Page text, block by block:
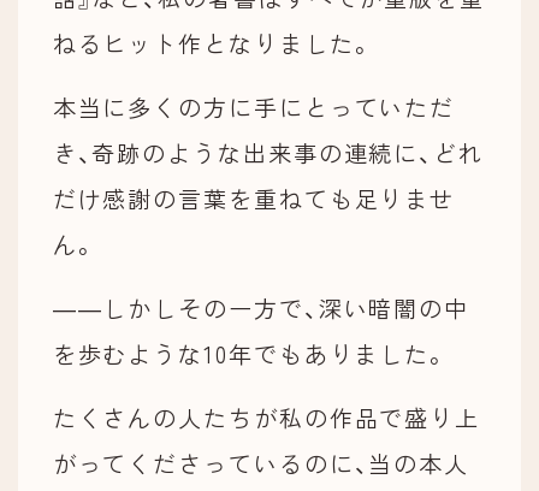
ねるヒット作となりました。
本当に多くの方に手にとっていただ
き、奇跡のような出来事の連続に、どれ
だけ感謝の言葉を重ねても足りませ
ん。
――しかしその一方で、深い暗闇の中
を歩むような10年でもありました。
たくさんの人たちが私の作品で盛り上
がってくださっているのに、当の本人